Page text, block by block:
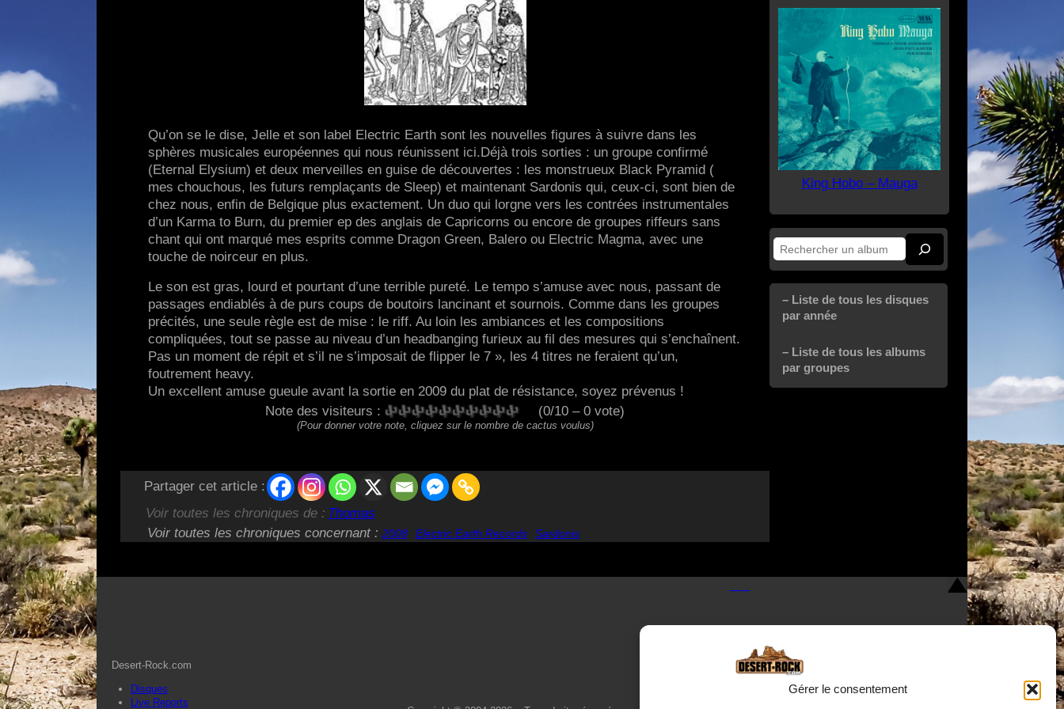
Gérer le consentement
Qu’on se le dise, Jelle et son label Electric Earth sont les nouvelles figures à suivre dans les
sphères musicales européennes qui nous réunissent ici.Déjà trois sorties : un groupe confirmé
(Eternal Elysium) et deux merveilles en guise de découvertes : les monstrueux Black Pyramid (
mes chouchous, les futurs remplaçants de Sleep) et maintenant Sardonis qui, ceux-ci, sont bien de
chez nous, enfin de Belgique plus exactement. Un duo qui lorgne vers les contrées instrumentales
d’un Karma to Burn, du premier ep des anglais de Capricorns ou encore de groupes riffeurs sans
chant qui ont marqué mes esprits comme Dragon Green, Balero ou Electric Magma, avec une
touche de noirceur en plus.
Le son est gras, lourd et pourtant d’une terrible pureté. Le tempo s’amuse avec nous, passant de
passages endiablés à de purs coups de boutoirs lancinant et sournois. Comme dans les groupes
précités, une seule règle est de mise : le riff. Au loin les ambiances et les compositions
compliquées, tout se passe au niveau d’un headbanging furieux au fil des mesures qui s’enchaînent.
Pas un moment de répit et s’il ne s’imposait de flipper le 7 », les 4 titres ne feraient qu’un,
foutrement heavy.
Un excellent amuse gueule avant la sortie en 2009 du plat de résistance, soyez prévenus !
Note des visiteurs :
(0/10 – 0 vote)
(Pour donner votre note, cliquez sur le nombre de cactus voulus)
Partager cet article :
Voir toutes les chroniques de : Thomas
Voir toutes les chroniques concernant : 2008 Electric Earth Records Sardonis
King Hobo – Mauga
Rechercher
– Liste de tous les disques
par année
– Liste de tous les albums
par groupes
Desert-Rock.com
Disques
Live Reports